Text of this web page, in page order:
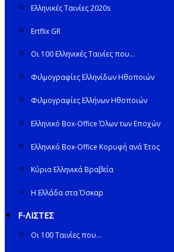
Ελληνικές Ταινίες 2020s
Ertflix GR
Οι 100 Ελληνικές Ταινίες που…
Φιλμογραφίες Ελληνίδων Ηθοποιών
Φιλμογραφίες Ελλήνων Ηθοποιών
Ελληνικό Box-Office Όλων των Εποχών
Ελληνικό Box-Office Κορυφή ανά Έτος
Κύρια Ελληνικά Βραβεία
Η Ελλάδα στα Όσκαρ
F-ΛΙΣΤΕΣ
Οι 100 Ταινίες που…